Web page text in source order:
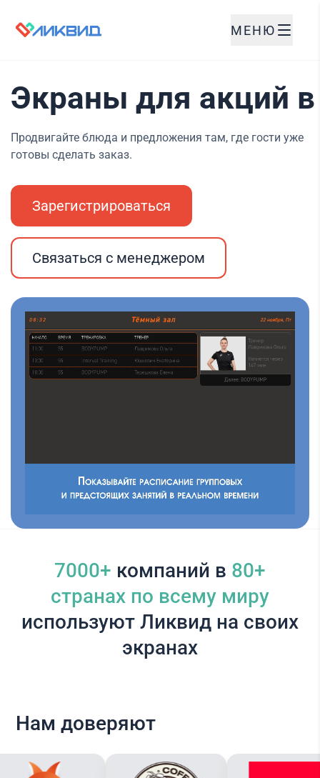
МЕНЮ
Экраны для акций в
Продвигайте блюда и предложения там, где гости уже
готовы сделать заказ.
Зарегистрироваться
Связаться с менеджером
7000+ компаний в 80+
cтранах по всему миру
используют Ликвид на своих
экранах
Нам доверяют